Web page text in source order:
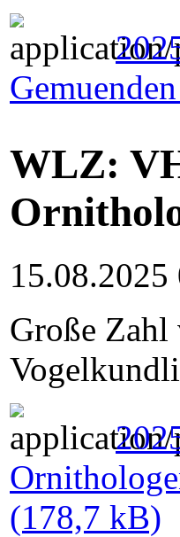
WLZ:
15.08.2025
Große Zahl
(178,7 kB)